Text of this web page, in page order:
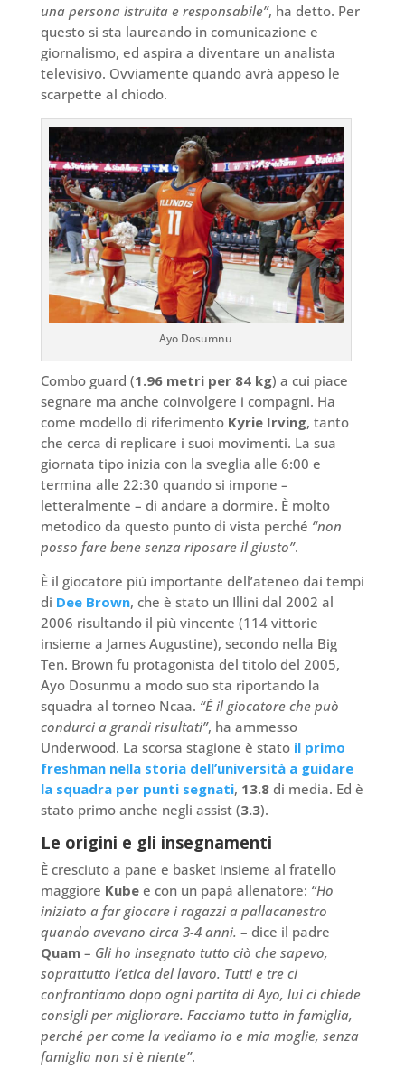
una persona istruita e responsabile”, ha detto. Per
questo si sta laureando in comunicazione e
giornalismo, ed aspira a diventare un analista
televisivo. Ovviamente quando avrà appeso le
scarpette al chiodo.
Ayo Dosumnu
Combo guard (1.96 metri per 84 kg) a cui piace
segnare ma anche coinvolgere i compagni. Ha
come modello di riferimento Kyrie Irving, tanto
che cerca di replicare i suoi movimenti. La sua
giornata tipo inizia con la sveglia alle 6:00 e
termina alle 22:30 quando si impone –
letteralmente – di andare a dormire. È molto
metodico da questo punto di vista perché “non
posso fare bene senza riposare il giusto”.
È il giocatore più importante dell’ateneo dai tempi
di Dee Brown, che è stato un Illini dal 2002 al
2006 risultando il più vincente (114 vittorie
insieme a James Augustine), secondo nella Big
Ten. Brown fu protagonista del titolo del 2005,
Ayo Dosunmu a modo suo sta riportando la
squadra al torneo Ncaa. “È il giocatore che può
condurci a grandi risultati”, ha ammesso
Underwood. La scorsa stagione è stato il primo
freshman nella storia dell’università a guidare
la squadra per punti segnati, 13.8di media. Ed è
stato primo anche negli assist (3.3).
Le origini e gli insegnamenti
È cresciuto a pane e basket insieme al fratello
maggiore Kube e con un papà allenatore: “Ho
iniziato a far giocare i ragazzi a pallacanestro
quando avevano circa 3-4 anni. – dice il padre
Quam– Gli ho insegnato tutto ciò che sapevo,
soprattutto l’etica del lavoro. Tutti e tre ci
confrontiamo dopo ogni partita di Ayo, lui ci chiede
consigli per migliorare. Facciamo tutto in famiglia,
perché per come la vediamo io e mia moglie, senza
famiglia non si è niente”.